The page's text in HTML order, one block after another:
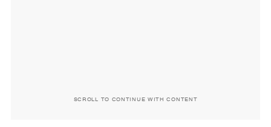
SCROLL TO CONTINUE WITH CONTENT